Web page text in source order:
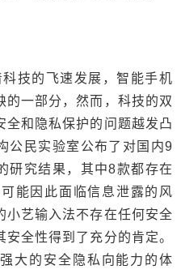
科技的飞速发展，智能手机
的一部分，然而，科技的双
全和隐私保护的问题越发凸
公民实验室公布了对国内9
研究结果，其中8款都存在
能因此面临信息泄露的风
小艺输入法不存在任何安全
全性得到了充分的肯定。
大的安全隐私向能力的体